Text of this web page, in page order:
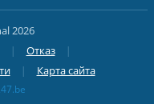
2026
Отказ
Карта сайта